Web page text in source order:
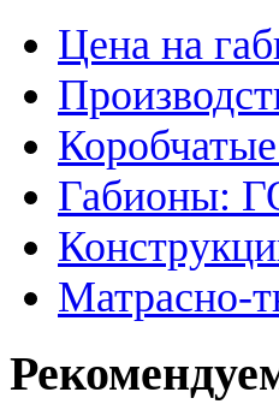
Цена на
Габионы:
Матрасно-